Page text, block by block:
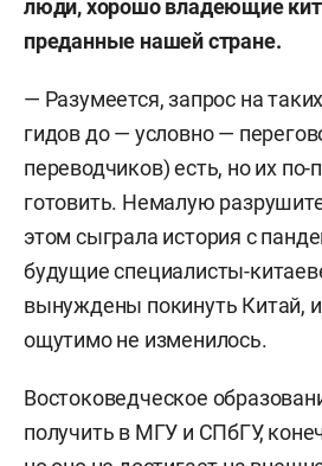
люди, хорошо владеющие
преданные нашей стране.
— Разумеется, запрос на
гидов до — условно —
переводчиков) есть, но их
готовить. Немалую
этом сыграла история с
будущие специалисты-
вынуждены покинуть Китай, и
ощутимо не изменилось.
Востоковедческое
получить в МГУ и СПбГУ,